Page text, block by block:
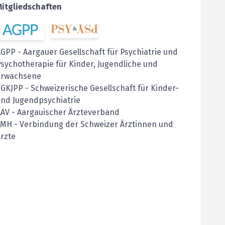
- Aargauer Gesellschaft für Psychiatrie und
für Kinder, Jugendliche und
- Schweizerische Gesellschaft für Kinder-
Jugendpsychiatrie
- Aargauischer Ärzteverband
- Verbindung der Schweizer Ärztinnen und